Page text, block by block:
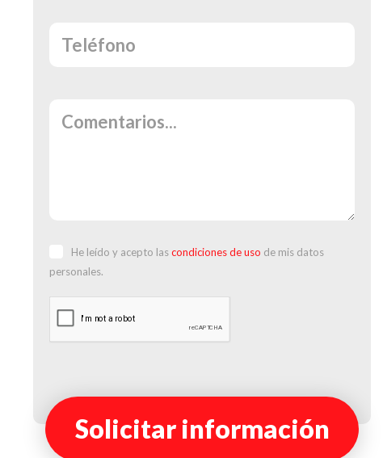
He leído y acepto lascondiciones de uso de mis datos
personales.
Solicitar información